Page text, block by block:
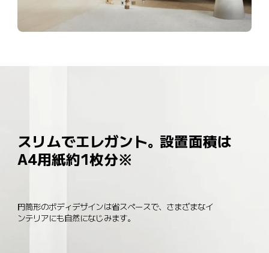
スリムでエレガント。設置面積は
A4用紙約1枚分※
円筒形のボディデザインは省スペースで、さまざまなイ
ンテリアにも自然になじみます。